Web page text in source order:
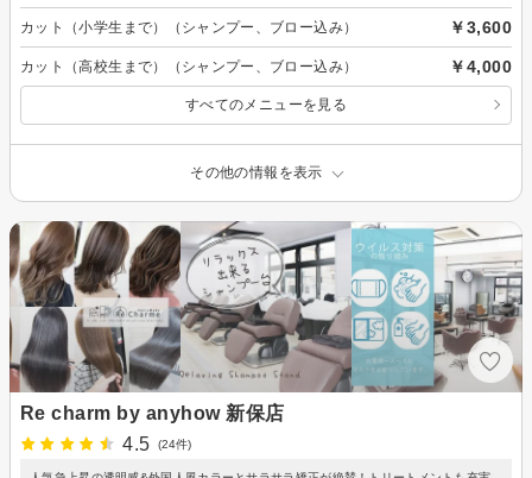
カット（小学生まで）（シャンプー、ブロー込み） ￥3,600
カット（高校生まで）（シャンプー、ブロー込み） ￥4,000
すべてのメニューを見る
その他の情報を表示
Re charm by anyhow 新保店
4.5
(24件)